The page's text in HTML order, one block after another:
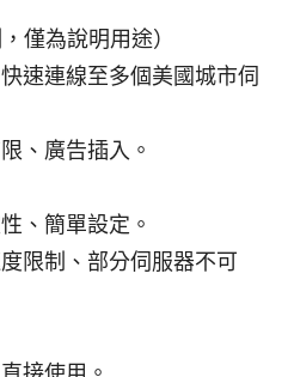
僅為說明用途）
速連線至多個美國城市伺
、廣告插入。
、簡單設定。
限制、部分伺服器不可